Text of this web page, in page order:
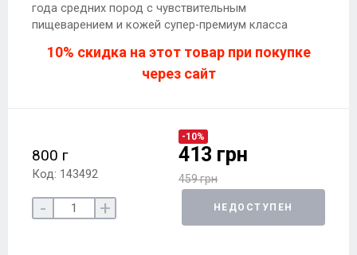
года средних пород с чувствительным
пищеварением и кожей супер-премиум класса
10% скидка на этот товар при покупке
через сайт
800 г
Код: 143492
-10%
413 грн
459 грн
- + НЕДОСТУПЕН